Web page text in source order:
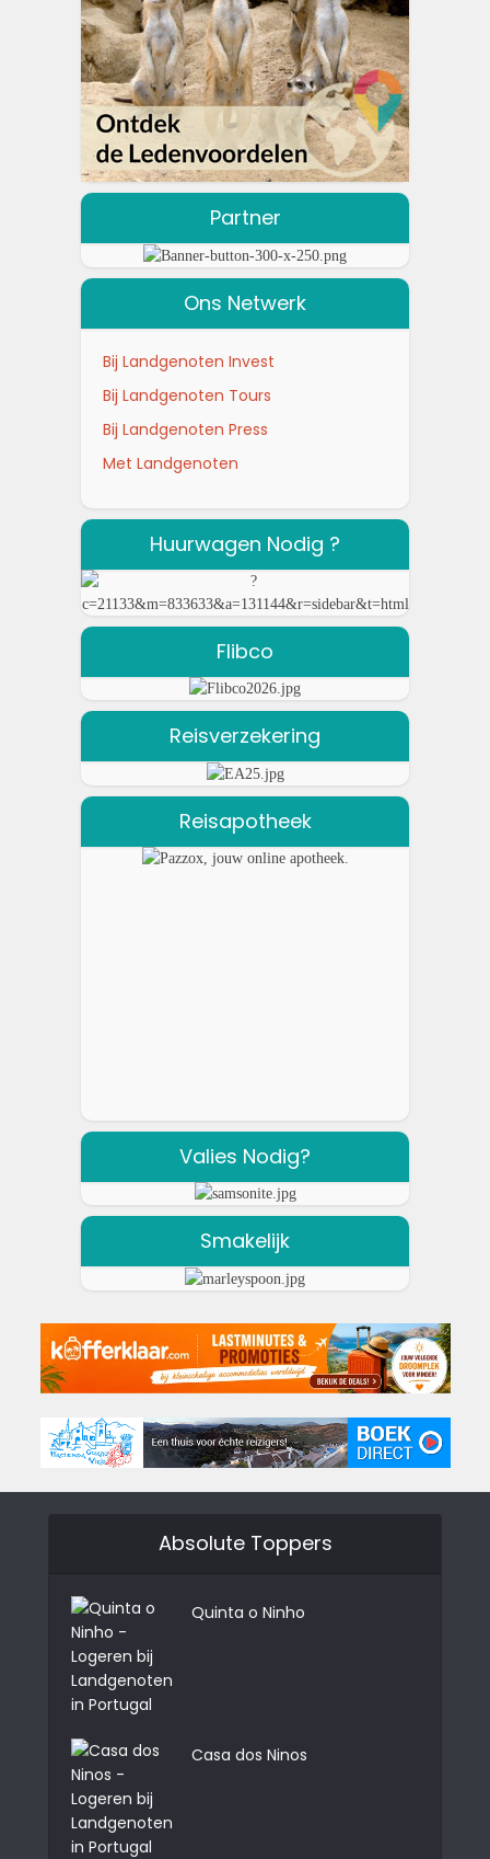
Partner
Ons Netwerk
Bij Landgenoten Invest
Bij Landgenoten Tours
Bij Landgenoten Press
Met Landgenoten
Huurwagen Nodig ?
Flibco
Reisverzekering
Reisapotheek
Valies Nodig?
Smakelijk
Absolute Toppers
Quinta o Ninho
Casa dos Ninos